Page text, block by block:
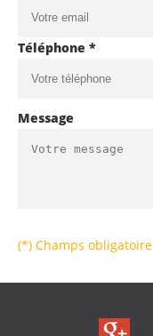
Téléphone *
Message
(*) Champs obligatoire